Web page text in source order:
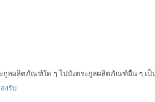
ผลิตภัณฑ์ใด ๆ ไปยังตระกูลผลิตภัณฑ์อื่น ๆ เป็น
งรับ